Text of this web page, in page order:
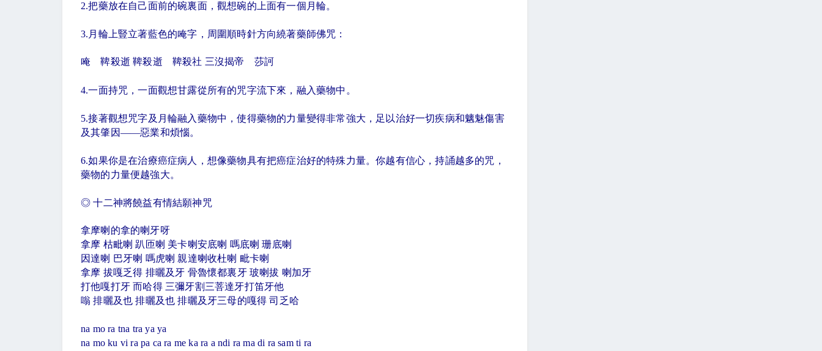
2.把藥放在自己面前的碗裏面，觀想碗的上面有一個月輪。
3. 月輪上豎立著藍色的唵字，周圍順時針方向繞著藥師佛咒：
唵 鞞殺逝 鞞殺逝 鞞殺社 三沒揭帝 莎訶
4.一面持咒，一面觀想甘露從所有的咒字流下來，融入藥物中。
5.接著觀想咒字及月輪融入藥物中，使得藥物的力量變得非常強大，足以治好一切疾病和魑魅傷害
及其肇因——惡業和煩惱。
6.如果你是在治療癌症病人，想像藥物具有把癌症治好的特殊力量。你越有信心，持誦越多的咒，
藥物的力量便越強大。
◎ 十二神將饒益有情結願神咒
拿摩喇的拿的喇牙呀
拿摩 枯毗喇 趴匝喇 美卡喇安底喇 嗎底喇 珊底喇
因達喇 巴牙喇 嗎虎喇 親達喇收杜喇 毗卡喇
拿摩 拔嘎乏得 排曬及牙 骨魯懷都裏牙 玻喇拔 喇加牙
打他嘎打牙 而哈得 三彌牙割三菩達牙打笛牙他
嗡 排曬及也 排曬及也 排曬及牙三母的嘎得 司乏哈
na mo ra tna tra ya ya
na mo ku vi ra pa ca ra me ka ra a ndi ra ma di ra sam ti ra